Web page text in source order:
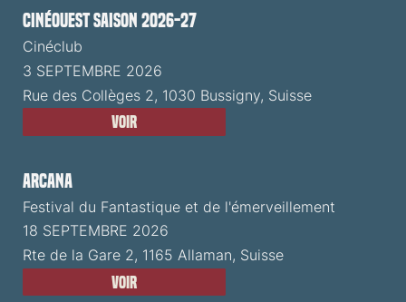
CinéOuest Saison 2026-27
Cinéclub
3 SEPTEMBRE 2026
Rue des Collèges 2, 1030 Bussigny, Suisse
Voir
ARCANA
Festival du Fantastique et de l'émerveillement
18 SEPTEMBRE 2026
Rte de la Gare 2, 1165 Allaman, Suisse
Voir